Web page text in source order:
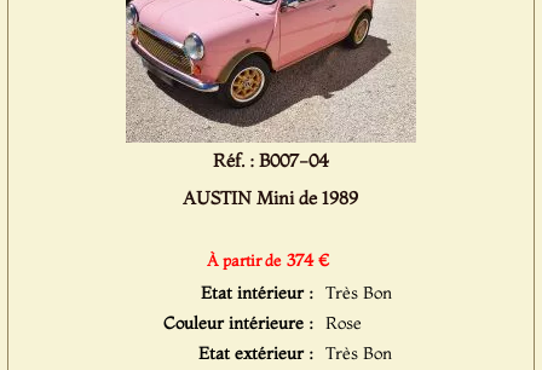
Réf. : B007-04
AUSTIN Mini de 1989
À partir de 374 €
Etat intérieur : Très Bon
Couleur intérieure : Rose
Etat extérieur : Très Bon